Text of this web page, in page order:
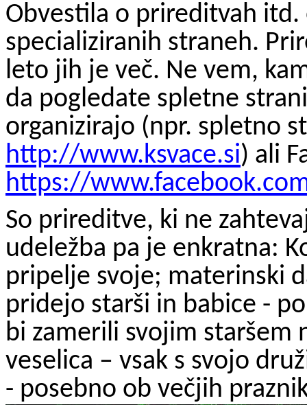
Obvestila o prireditvah
specializiranih straneh.
leto jih je več. Ne vem,
da pogledate spletne
organizirajo (npr. spletno
http://www.ksvace.si) ali
https://
So prireditve, ki ne
udeležba pa je enkratna:
pripelje svoje; materinski
pridejo starši in babice -
bi zamerili svojim staršem
veselica – vsak s svojo
- posebno ob večjih